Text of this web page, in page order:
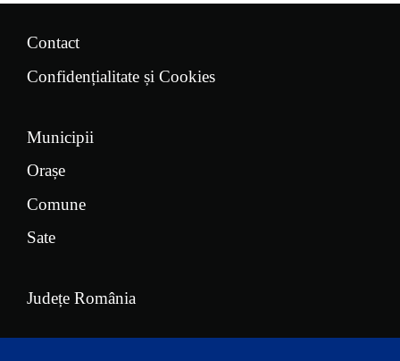
Contact
Confidențialitate și Cookies
Municipii
Orașe
Comune
Sate
Județe România